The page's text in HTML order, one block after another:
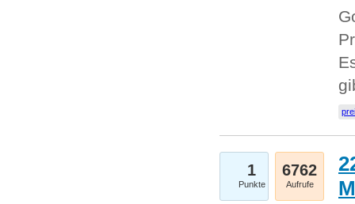
1
Punkte
6762
Aufrufe